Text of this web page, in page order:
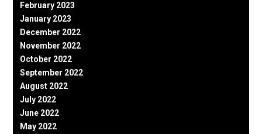
February 2023
January 2023
December 2022
November 2022
October 2022
September 2022
August 2022
July 2022
June 2022
May 2022